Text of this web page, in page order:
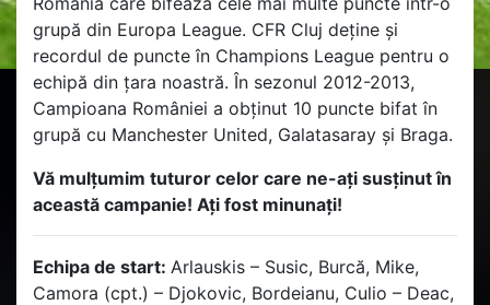
grupă din Europa League. CFR Cluj deține și
recordul de puncte în Champions League pentru o
echipă din țara noastră. În sezonul 2012-2013,
Campioana României a obținut 10 puncte bifat în
grupă cu Manchester United, Galatasaray și Braga.
Vă mulțumim tuturor celor care ne-ați susținut în
această campanie! Ați fost minunați!
Echipa de start: Arlauskis – Susic, Burcă, Mike,
Camora (cpt.) – Djokovic, Bordeianu, Culio – Deac,